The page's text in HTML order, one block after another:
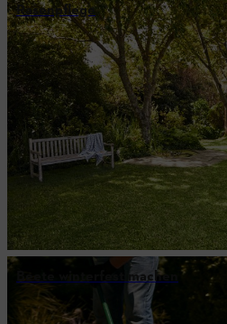
Rasenpflege
Beete winterfest machen